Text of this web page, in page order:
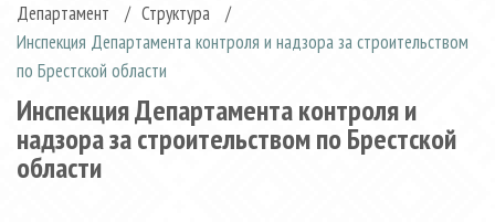
Департамент / Структура
/
Инспекция Департамента контроля и надзора за строительством
по Брестской области
Инспекция Департамента контроля и
надзора за строительством по Брестской
области